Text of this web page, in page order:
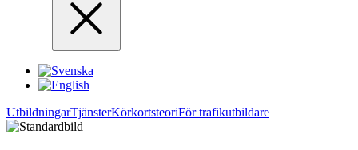
UtbildningarTjänsterKörkortsteoriFör trafikutbildare